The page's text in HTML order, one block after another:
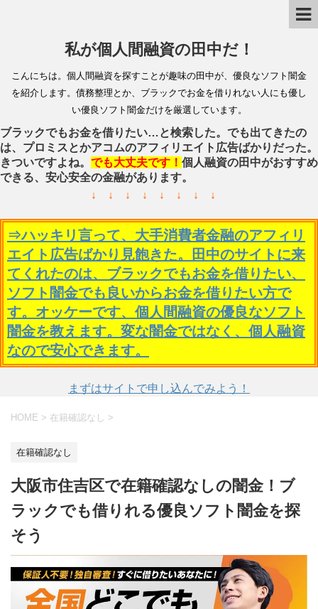
私が個人間融資の田中だ！
こんにちは。個人間融資を探すことが趣味の田中が、優良なソフト闇金
を紹介します。債務整理とか、ブラックでお金を借りれない人にも優し
い優良ソフト闇金だけを厳選しています。
ブラックでもお金を借りたい…と検索した。でも出てきたの
は、プロミスとかアコムのアフィリエイト広告ばかりだった。
きついですよね。 でも大丈夫です！ 個人融資の田中がおすすめ
できる、安心安全の金融があります。
↓ ↓ ↓ ↓ ↓ ↓ ↓ ↓
⇒ハッキリ言って、大手消費者金融のアフィリ
エイト広告ばかり見飽きた。田中のサイトに来
てくれたのは、ブラックでもお金を借りたい、
ソフト闇金でも良いからお金を借りたい方で
す。オッケーです、個人間融資の優良なソフト
闇金を教えます。変な闇金ではなく、個人融資
なので安心できます。
まずはサイトで申し込んでみよう！
HOME > 在籍確認なし >
在籍確認なし
大阪市住吉区で在籍確認なしの闇金！ブ
ラックでも借りれる優良ソフト闇金を探
そう